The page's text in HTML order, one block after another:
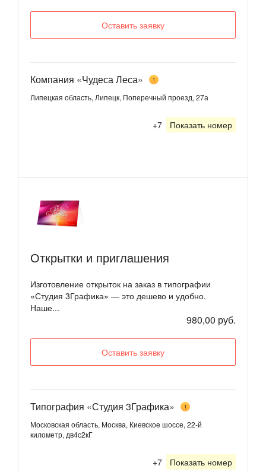
Оставить заявку
Компания «Чудеса Леса» 1
Липецкая область, Липецк, Поперечный проезд, 27а
+7 Показать номер
Открытки и приглашения
Изготовление открыток на заказ в типографии
«Студия 3Графика» — это дешево и удобно.
Наше...
980,00 руб.
Оставить заявку
Типография «Студия 3Графика» 1
Московская область, Москва, Киевское шоссе, 22-й
километр, дв4с2кГ
+7 Показать номер